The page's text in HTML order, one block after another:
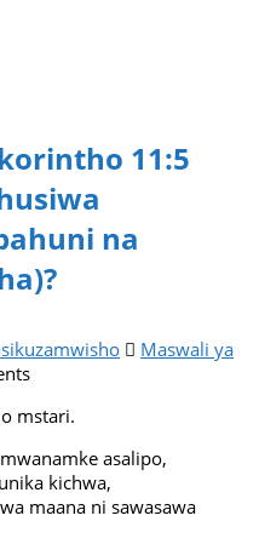
11:5
na
Maswali ya
mstari.
asalipo,
kichwa,
maana ni sawasawa